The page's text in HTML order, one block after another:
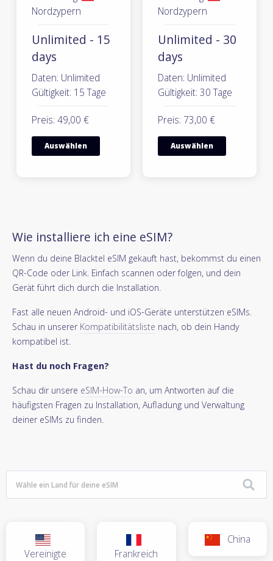
Nordzypern
Unlimited - 15
days
Daten: Unlimited
Gültigkeit: 15 Tage
Preis: 49,00 €
Auswählen
Nordzypern
Unlimited - 30
days
Daten: Unlimited
Gültigkeit: 30 Tage
Preis: 73,00 €
Auswählen
Wie installiere ich eine eSIM?
Wenn du deine Blacktel eSIM gekauft hast, bekommst du einen
QR-Code oder Link. Einfach scannen oder folgen, und dein
Gerät führt dich durch die Installation.
Fast alle neuen Android- und iOS-Geräte unterstützen eSIMs.
Schau in unserer Kompatibilitätsliste nach, ob dein Handy
kompatibel ist.
Hast du noch Fragen?
Schau dir unsere eSIM-How-To an, um Antworten auf die
häufigsten Fragen zu Installation, Aufladung und Verwaltung
deiner eSIMs zu finden.
Vereinigte
Frankreich
China